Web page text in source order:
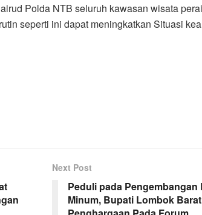
Polda NTB seluruh kawasan wisata
seperti ini dapat meningkatkan Situasi
Next Post
Peduli pada Pengembangan
Minum, Bupati Lombok